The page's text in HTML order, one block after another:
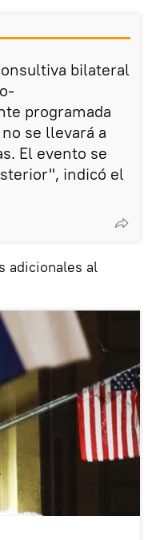
bilateral
programada
se llevará a
El evento se
indicó el
adicionales al